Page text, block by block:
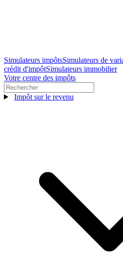
Simulateurs impôtsSimulateurs de
crédit d'impôtSimulateurs immobilier
Votre centre des impôts
Impôt sur le revenu